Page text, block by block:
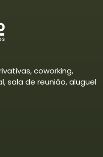
coworking,
sala de reunião, aluguel